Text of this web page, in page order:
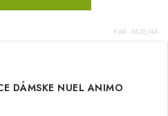
Kód: 6532/46
DÁMSKE NUEL ANIMO